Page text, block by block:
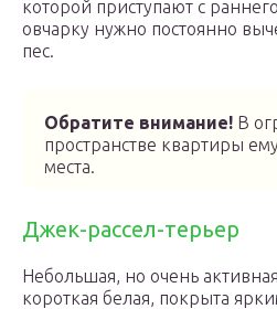
которой приступают с
овчарку нужно постоянно
пес.
Обратите внимание! В
пространстве квартиры
места.
Джек-рассел-терьер
Небольшая, но очень
короткая белая, покрыта